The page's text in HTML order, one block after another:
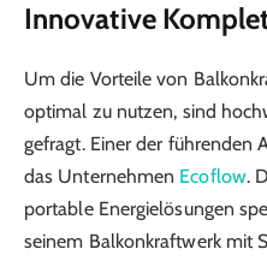
Innovative
Um die Vorteile von
optimal zu nutzen, sind
gefragt. Einer der führenden
das Unternehmen Ecoflow.
portable Energielösungen
seinem Balkonkraftwerk mit